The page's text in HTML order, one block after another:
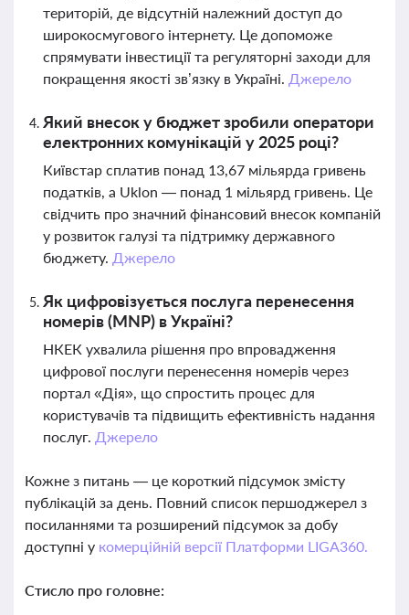
територій, де відсутній належний доступ до
широкосмугового інтернету. Це допоможе
спрямувати інвестиції та регуляторні заходи для
покращення якості зв’язку в Україні. Джерело
Який внесок у бюджет зробили оператори
електронних комунікацій у 2025 році?
Київстар сплатив понад 13,67 мільярда гривень
податків, а Uklon — понад 1 мільярд гривень. Це
свідчить про значний фінансовий внесок компаній
у розвиток галузі та підтримку державного
бюджету. Джерело
Як цифровізується послуга перенесення
номерів (MNP) в Україні?
НКЕК ухвалила рішення про впровадження
цифрової послуги перенесення номерів через
портал «Дія», що спростить процес для
користувачів та підвищить ефективність надання
послуг. Джерело
Кожне з питань — це короткий підсумок змісту
публікацій за день. Повний список першоджерел з
посиланнями та розширений підсумок за добу
доступні у комерційній версії Платформи LIGA360.
Стисло про головне: